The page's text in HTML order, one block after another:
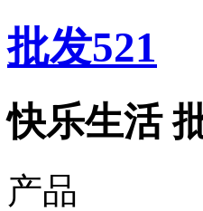
批发521
快乐生活
产品